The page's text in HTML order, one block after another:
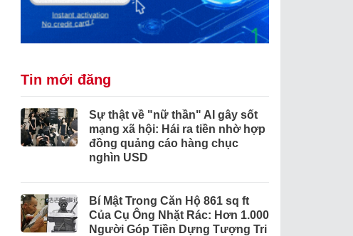
Tin mới đăng
Sự thật về "nữ thần" AI gây sốt
mạng xã hội: Hái ra tiền nhờ hợp
đồng quảng cáo hàng chục
nghìn USD
Bí Mật Trong Căn Hộ 861 sq ft
Của Cụ Ông Nhặt Rác: Hơn 1.000
Người Góp Tiền Dựng Tượng Tri